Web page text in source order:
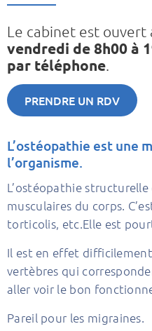
Le cabinet est ouvert
vendredi de 8h00 à
par téléphone.
PRENDRE UN RDV
L’ostéopathie est une
l’organisme.
L’ostéopathie
musculaires du corps.
torticolis, etc.Elle est
Il est en effet
vertèbres qui
aller voir le bon
Pareil pour les migraines.